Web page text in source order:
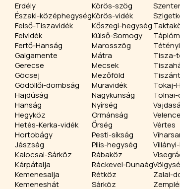
Erdély
Északi-középhegység
Felső-Tiszavidék
Felvidék
Fertő-Hanság
Galgamente
Gerecse
Göcsej
Gödöllői-dombság
Hajdúság
Hanság
Hegyköz
Hetés-Kerka-vidék
Hortobágy
Jászság
Kalocsai-Sárköz
Kárpátalja
Kemenesalja
Kemeneshát
Körös-szög
Körös-vidék
Kőszegi-hegység
Külső-Somogy
Marosszög
Mátra
Mecsek
Mezőföld
Muravidék
Nagykunság
Nyírség
Ormánság
Őrség
Pesti-síkság
Pilis-hegység
Rábaköz
Ráckevei-Dunaág
Rétköz
Sárköz
Tisza-
Tokaj-
Vértes
Zalai-